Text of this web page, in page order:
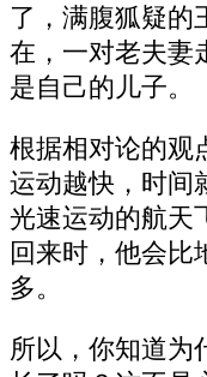
了，满腹狐疑的
在，一对老夫妻
是自己的儿子。
根据相对论的观
运动越快，时间
光速运动的航天
回来时，他会比
多。
所以，你知道为